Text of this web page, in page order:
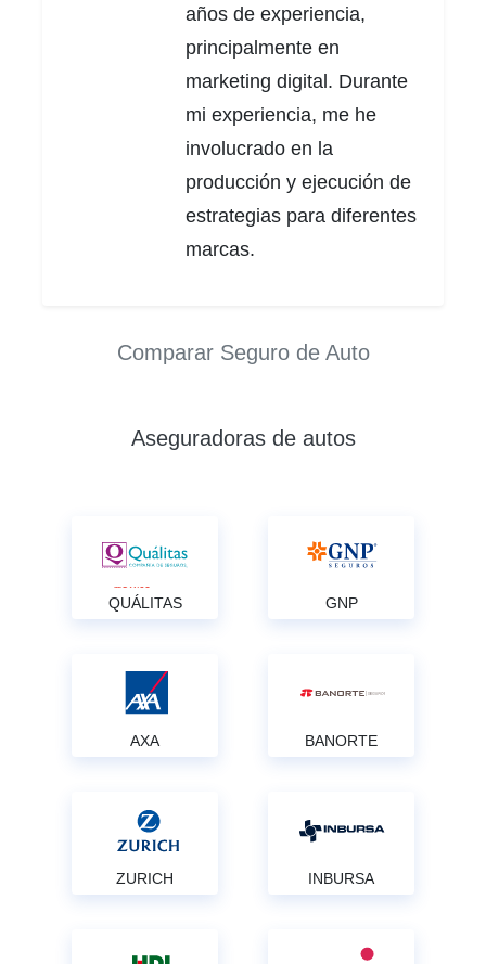
años de experiencia,
principalmente en
marketing digital. Durante
mi experiencia, me he
involucrado en la
producción y ejecución de
estrategias para diferentes
marcas.
Comparar Seguro de Auto
Aseguradoras de autos
QUÁLITAS GNP
AXA BANORTE
ZURICH INBURSA